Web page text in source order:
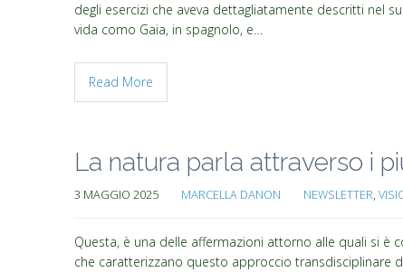
degli esercizi che aveva dettagliatamente descritti nel
vida como Gaia, in spagnolo, e…
Read More
La natura parla attraverso i
3 MAGGIO 2025 MARCELLA DANON NEWSLETTER,
Questa, è una delle affermazioni attorno alle quali si è
che caratterizzano questo approccio transdisciplinare